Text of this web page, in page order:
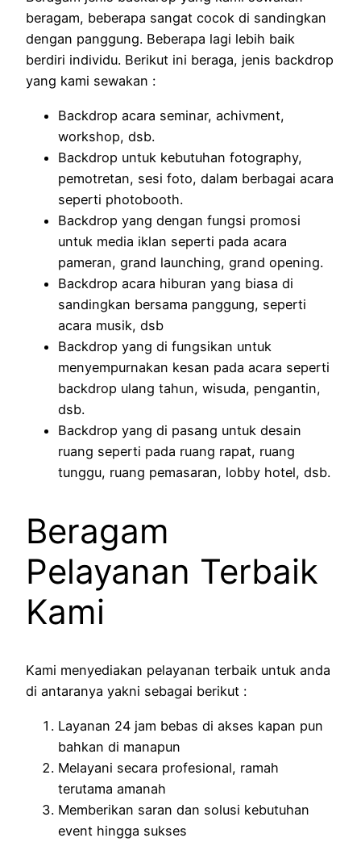
beragam, beberapa sangat cocok di sandingkan
dengan panggung. Beberapa lagi lebih baik
berdiri individu. Berikut ini beraga, jenis backdrop
yang kami sewakan :
Backdrop acara seminar, achivment,
workshop, dsb.
Backdrop untuk kebutuhan fotography,
pemotretan, sesi foto, dalam berbagai acara
seperti photobooth.
Backdrop yang dengan fungsi promosi
untuk media iklan seperti pada acara
pameran, grand launching, grand opening.
Backdrop acara hiburan yang biasa di
sandingkan bersama panggung, seperti
acara musik, dsb
Backdrop yang di fungsikan untuk
menyempurnakan kesan pada acara seperti
backdrop ulang tahun, wisuda, pengantin,
dsb.
Backdrop yang di pasang untuk desain
ruang seperti pada ruang rapat, ruang
tunggu, ruang pemasaran, lobby hotel, dsb.
Beragam
Pelayanan Terbaik
Kami
Kami menyediakan pelayanan terbaik untuk anda
di antaranya yakni sebagai berikut :
Layanan 24 jam bebas di akses kapan pun
bahkan di manapun
Melayani secara profesional, ramah
terutama amanah
Memberikan saran dan solusi kebutuhan
event hingga sukses